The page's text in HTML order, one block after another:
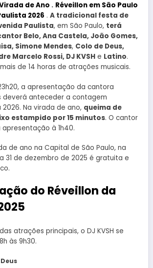
de Ano . Réveillon em São Paulo
2026 . A tradicional festa de
Paulista, em São Paulo, terá
Belo, Ana Castela, João Gomes,
Simone Mendes, Colo de Deus,
Marcelo Rossi, DJ KVSH e Latino.
de 14 horas de atrações musicais.
a apresentação da cantora
deverá anteceder a contagem
Na virada de ano, queima de
estampido por 15 minutos. O cantor
à 1h40.
de ano na Capital de São Paulo, na
31 de dezembro de 2025 é gratuita e
do Réveillon da
atrações principais, o DJ KVSH se
às 9h30.